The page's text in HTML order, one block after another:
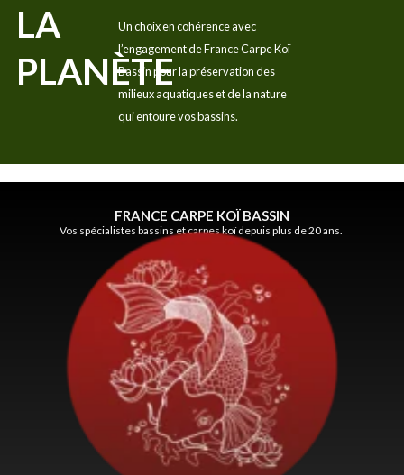
LA
PLANÈTE
Un choix en cohérence avec
l’engagement de France Carpe Koï
Bassin pour la préservation des
milieux aquatiques et de la nature
qui entoure vos bassins.
FRANCE CARPE KOÏ BASSIN
Vos spécialistes bassins et carpes koï depuis plus de 20 ans.